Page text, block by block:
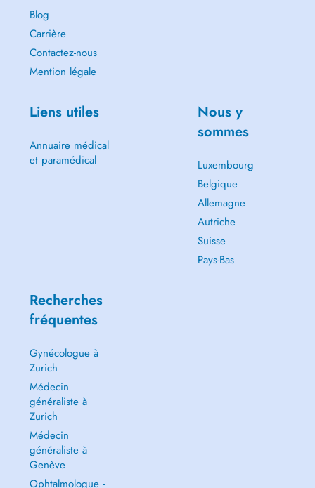
Blog
Carrière
Contactez-nous
Mention légale
Liens utiles
Annuaire médical
et paramédical
Nous y
sommes
Luxembourg
Belgique
Allemagne
Autriche
Suisse
Pays-Bas
Recherches
fréquentes
Gynécologue à
Zurich
Médecin
généraliste à
Zurich
Médecin
généraliste à
Genève
Ophtalmologue -